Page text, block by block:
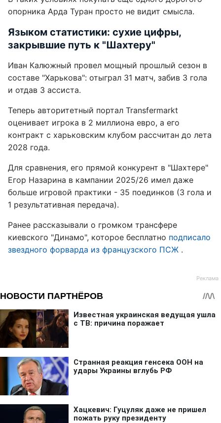
опорника Арда Туран просто не видит смысла.
Языком статистики: сухие цифры,
закрывшие путь к "Шахтеру"
Иван Калюжный провел мощный прошлый сезон в
составе "Харькова": отыграл 31 матч, забив 3 гола
и отдав 3 ассиста.
Теперь авторитетный портал Transfermarkt
оценивает игрока в 2 миллиона евро, а его
контракт с харьковским клубом рассчитан до лета
2028 года.
Для сравнения, его прямой конкурент в "Шахтере"
Егор Назарина в кампании 2025/26 имел даже
больше игровой практики - 35 поединков (3 гола и
1 результативная передача).
Ранее рассказывали о громком трансфере
киевского "Динамо", которое бесплатно подписало
звездного форварда из французского ПСЖ .